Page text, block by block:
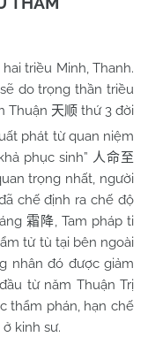
triều Minh, Thanh.
do trọng thần triều
Thuận 天顺 thứ 3 đời
phát từ quan niệm
phục sinh” 人命至
trọng nhất, người
chế định ra chế độ
霜降, Tam pháp ti
tử tù tại bên ngoài
nhân đó được giảm
từ năm Thuận Trị
thẩm phán, hạn chế
ở kinh sư.